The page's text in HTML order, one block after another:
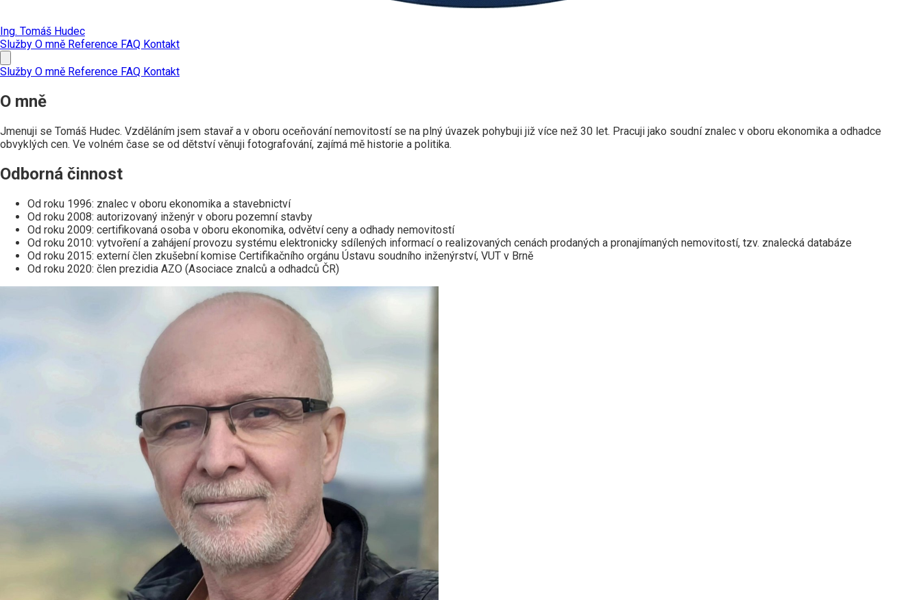
Ing. Tomáš Hudec
Služby O mně Reference FAQ Kontakt
Služby O mně Reference FAQ Kontakt
O mně
Jmenuji se Tomáš Hudec. Vzděláním jsem stavař a v oboru oceňování nemovitostí se na plný úvazek pohybuji již více než 30 let. Pracuji jako soudní znalec v oboru ekonomika a odhadce
obvyklých cen. Ve volném čase se od dětství věnuji fotografování, zajímá mě historie a politika.
Odborná činnost
Od roku 1996: znalec v oboru ekonomika a stavebnictví
Od roku 2008: autorizovaný inženýr v oboru pozemní stavby
Od roku 2009: certifikovaná osoba v oboru ekonomika, odvětví ceny a odhady nemovitostí
Od roku 2010: vytvoření a zahájení provozu systému elektronicky sdílených informací o realizovaných cenách prodaných a pronajímaných nemovitostí, tzv. znalecká databáze
Od roku 2015: externí člen zkušební komise Certifikačního orgánu Ústavu soudního inženýrství, VUT v Brně
Od roku 2020: člen prezidia AZO (Asociace znalců a odhadců ČR)